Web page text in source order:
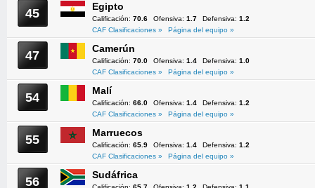
45 Egipto
Calificación: 70.6 Ofensiva: 1.7 Defensiva: 1.2
CAF Clasificaciones »
Página del equipo »
47 Camerún
Calificación: 70.0 Ofensiva: 1.4 Defensiva: 1.0
CAF Clasificaciones »
Página del equipo »
54 Malí
Calificación: 66.0 Ofensiva: 1.4 Defensiva: 1.2
CAF Clasificaciones »
Página del equipo »
55 Marruecos
Calificación: 65.9 Ofensiva: 1.4 Defensiva: 1.2
CAF Clasificaciones »
Página del equipo »
56 Sudáfrica